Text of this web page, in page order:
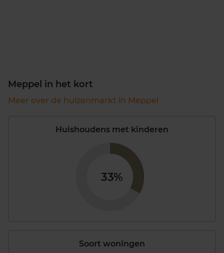
Meppel in het kort
Meer over de huizenmarkt in Meppel
Huishoudens met kinderen
33%
Soort woningen